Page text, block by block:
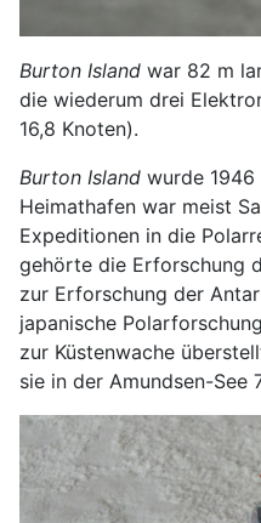
Burton Island war 82 m
die wiederum drei
16,8 Knoten).
Burton Island wurde 1946
Heimathafen war meist
Expeditionen in die
gehörte die Erforschung
zur Erforschung der
japanische
zur Küstenwache
sie in der Amundsen-See